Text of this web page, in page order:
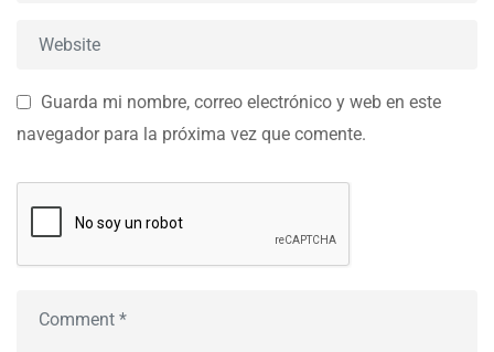
Guarda mi nombre, correo electrónico y web en este
navegador para la próxima vez que comente.